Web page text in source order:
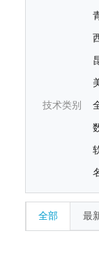
技术类别
全部 最